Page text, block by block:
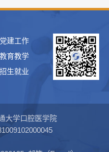
党建工作
教育教学
招生就业
大学口腔医学院